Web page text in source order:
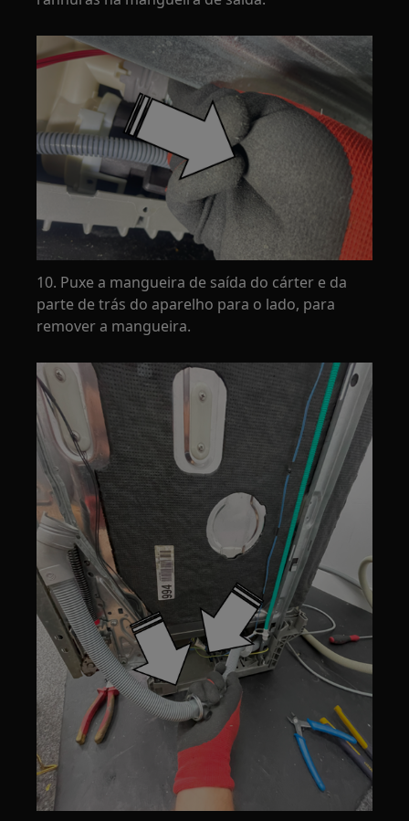
10. Puxe a mangueira de saída do cárter e da
parte de trás do aparelho para o lado, para
remover a mangueira.